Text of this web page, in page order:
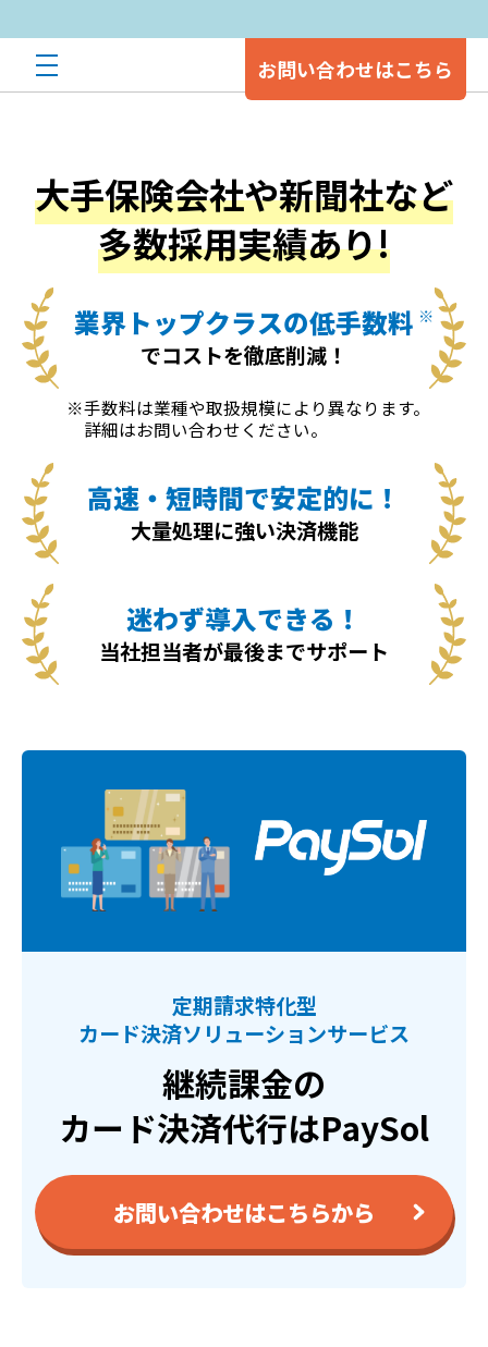
お問い合わせはこちら
大手保険会社や新聞社など
多数採用実績あり!
業界トップクラスの低手数料 ※
でコストを徹底削減！
手数料は業種や取扱規模により異なります。
詳細はお問い合わせください。
高速・短時間で安定的に！
大量処理に強い決済機能
迷わず導入できる！
当社担当者が最後までサポート
定期請求特化型
カード決済ソリューションサービス
継続課金の
カード決済代行はPaySol
お問い合わせはこちらから